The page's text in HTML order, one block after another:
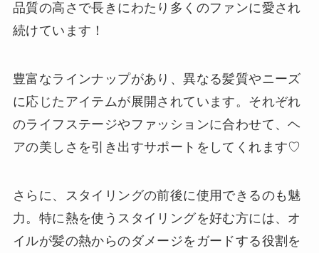
品質の高さで長きにわたり多くのファンに愛され
続けています！
豊富なラインナップがあり、異なる髪質やニーズ
に応じたアイテムが展開されています。それぞれ
のライフステージやファッションに合わせて、ヘ
アの美しさを引き出すサポートをしてくれます♡
さらに、スタイリングの前後に使用できるのも魅
力。特に熱を使うスタイリングを好む方には、オ
イルが髪の熱からのダメージをガードする役割を